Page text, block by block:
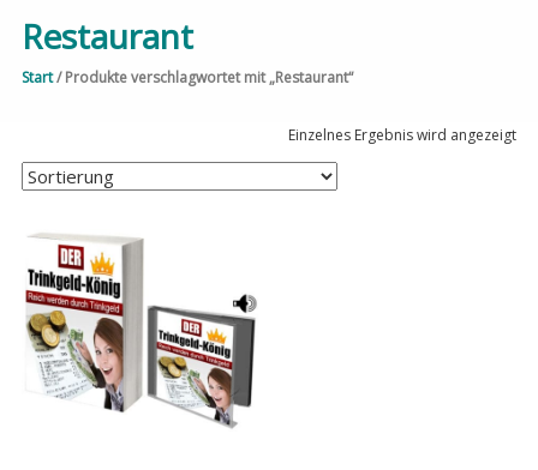
Restaurant
Start/ Produkte verschlagwortet mit „Restaurant“
Einzelnes Ergebnis wird angezeigt